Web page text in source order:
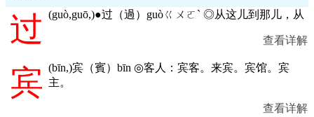
过 (guò,guō,)●过（過）guòㄍㄨㄛˋ ◎从这儿到那儿，从
查看详解
宾 (bīn,)宾（賓）bīn ◎客人：宾客。来宾。宾馆。宾
主。
查看详解